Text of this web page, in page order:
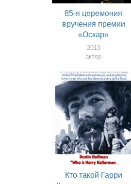
85-я церемония
вручения премии
«Оскар»
2013
актер
Кто такой Гарри